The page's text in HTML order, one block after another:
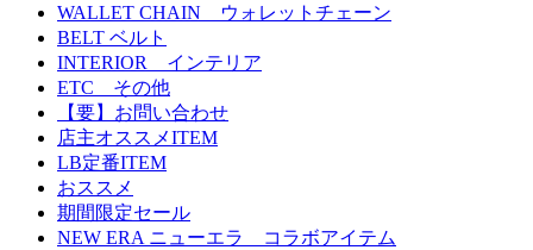
WALLET CHAIN ウォレットチェーン
BELT ベルト
INTERIOR インテリア
ETC その他
【要】お問い合わせ
店主オススメITEM
LB定番ITEM
おススメ
期間限定セール
NEW ERA ニューエラ コラボアイテム